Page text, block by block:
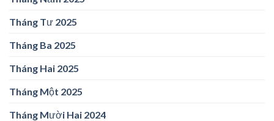
Tháng Tư 2025
Tháng Ba 2025
Tháng Hai 2025
Tháng Một 2025
Tháng Mười Hai 2024